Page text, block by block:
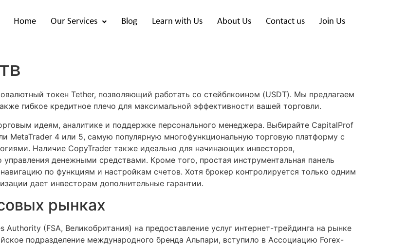
Home Our Services Blog Learn with Us About Us Contact us Join Us
токен Tether, позволяющий работать со стейблкоином (USDT). Мы предлагаем
гибкое кредитное плечо для максимальной эффективности вашей торговли.
идеям, аналитике и поддержке персонального менеджера. Выбирайте CapitalProf
MetaTrader 4 или 5, самую популярную многофункциональную торговую платформу с
Наличие CopyTrader также идеально для начинающих инвесторов,
денежными средствами. Кроме того, простая инструментальная панель
по функциям и настройкам счетов. Хотя брокер контролируется только одним
дает инвесторам дополнительные гарантии.
рынках
(FSA, Великобритания) на предоставление услуг интернет-трейдинга на рынке
подразделение международного бренда Альпари, вступило в Ассоциацию Forex-